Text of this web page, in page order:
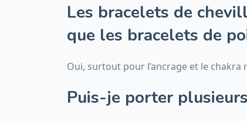
Les bracelets de
que les bracelets de
Oui, surtout pour l’ancrage et le
Puis-je porter